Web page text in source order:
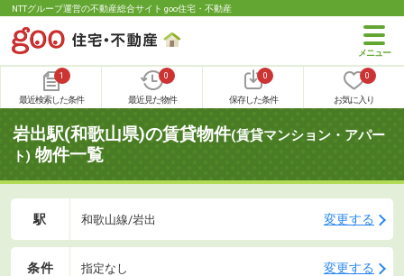
NTTグループ運営の不動産総合サイト goo住宅・不動産
1
最近検索した条件
0
最近見た物件
0
保存した条件
0
お気に入り
岩出駅(和歌山県)の賃貸物件(賃貸マンション・アパー
ト) 物件一覧
駅 和歌山線/岩出 変更する
条件 指定なし 変更する